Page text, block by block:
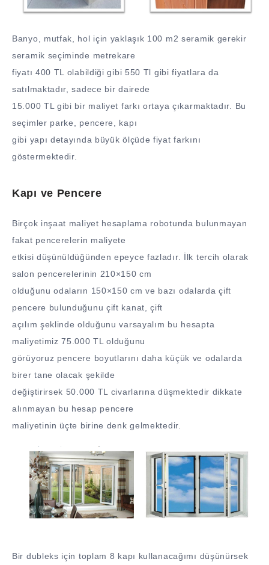
Banyo, mutfak, hol için yaklaşık 100 m2 seramik gerekir
seramik seçiminde metrekare
fiyatı 400 TL olabildiği gibi 550 Tl gibi fiyatlara da
satılmaktadır, sadece bir dairede
15.000 TL gibi bir maliyet farkı ortaya çıkarmaktadır. Bu
seçimler parke, pencere, kapı
gibi yapı detayında büyük ölçüde fiyat farkını
göstermektedir.
Kapı ve Pencere
Birçok inşaat maliyet hesaplama robotunda bulunmayan
fakat pencerelerin maliyete
etkisi düşünüldüğünden epeyce fazladır. İlk tercih olarak
salon pencerelerinin 210×150 cm
olduğunu odaların 150×150 cm ve bazı odalarda çift
pencere bulunduğunu çift kanat, çift
açılım şeklinde olduğunu varsayalım bu hesapta
maliyetimiz 75.000 TL olduğunu
görüyoruz pencere boyutlarını daha küçük ve odalarda
birer tane olacak şekilde
değiştirirsek 50.000 TL civarlarına düşmektedir dikkate
alınmayan bu hesap pencere
maliyetinin üçte birine denk gelmektedir.
Bir dubleks için toplam 8 kapı kullanacağımı düşünürsek